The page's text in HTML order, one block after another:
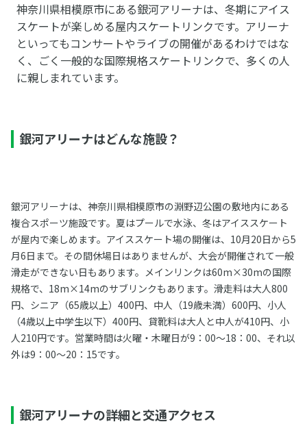
神奈川県相模原市にある銀河アリーナは、冬期にアイス
スケートが楽しめる屋内スケートリンクです。アリーナ
といってもコンサートやライブの開催があるわけではな
く、ごく一般的な国際規格スケートリンクで、多くの人
に親しまれています。
銀河アリーナはどんな施設？
銀河アリーナは、神奈川県相模原市の淵野辺公園の敷地内にある
複合スポーツ施設です。夏はプールで水泳、冬はアイススケート
が屋内で楽しめます。アイススケート場の開催は、10月20日から5
月6日まで。その間休場日はありませんが、大会が開催されて一般
滑走ができない日もあります。メインリンクは60m×30mの国際
規格で、18m×14mのサブリンクもあります。滑走料は大人800
円、シニア（65歳以上）400円、中人（19歳未満）600円、小人
（4歳以上中学生以下）400円、貸靴料は大人と中人が410円、小
人210円です。営業時間は火曜・木曜日が9：00～18：00、それ以
外は9：00～20：15です。
銀河アリーナの詳細と交通アクセス